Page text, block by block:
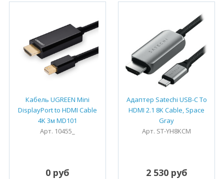
Кабель UGREEN Mini
DisplayPort to HDMI Cable
4K 3м MD101
Арт. 10455_
0 руб
Адаптер Satechi USB-C To
HDMI 2.1 8K Cable, Space
Gray
Арт. ST-YH8KCM
2 530 руб